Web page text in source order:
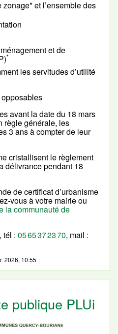
et l’ensemble des
et de
*
les servitudes d’utilité
avant la date du 18 mars
règle générale, les
3 ans à compter de leur
cristallisent le règlement
délivrance pendant 18
de certificat d’urbanisme
vous à votre mairie ou
la communauté de
tél : 05 65 37 23 70, mail :
2026, 10:55
publique PLUi